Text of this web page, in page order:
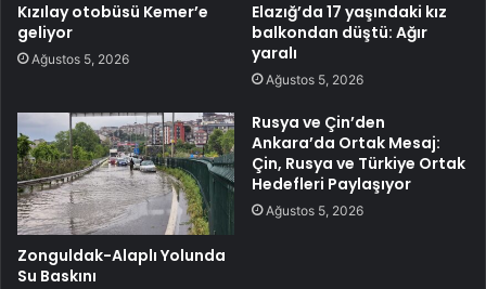
Kızılay otobüsü Kemer’e
geliyor
Ağustos 5, 2026
Elazığ’da 17 yaşındaki kız
balkondan düştü: Ağır
yaralı
Ağustos 5, 2026
Zonguldak-Alaplı Yolunda
Su Baskını
Rusya ve Çin’den
Ankara’da Ortak Mesaj:
Çin, Rusya ve Türkiye Ortak
Hedefleri Paylaşıyor
Ağustos 5, 2026